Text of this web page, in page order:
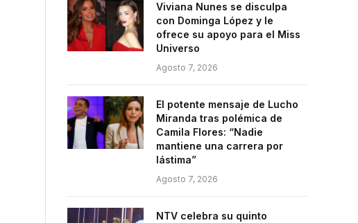
Viviana Nunes se disculpa
con Dominga López y le
ofrece su apoyo para el Miss
Universo
Agosto 7, 2026
El potente mensaje de Lucho
Miranda tras polémica de
Camila Flores: “Nadie
mantiene una carrera por
lástima”
Agosto 7, 2026
NTV celebra su quinto